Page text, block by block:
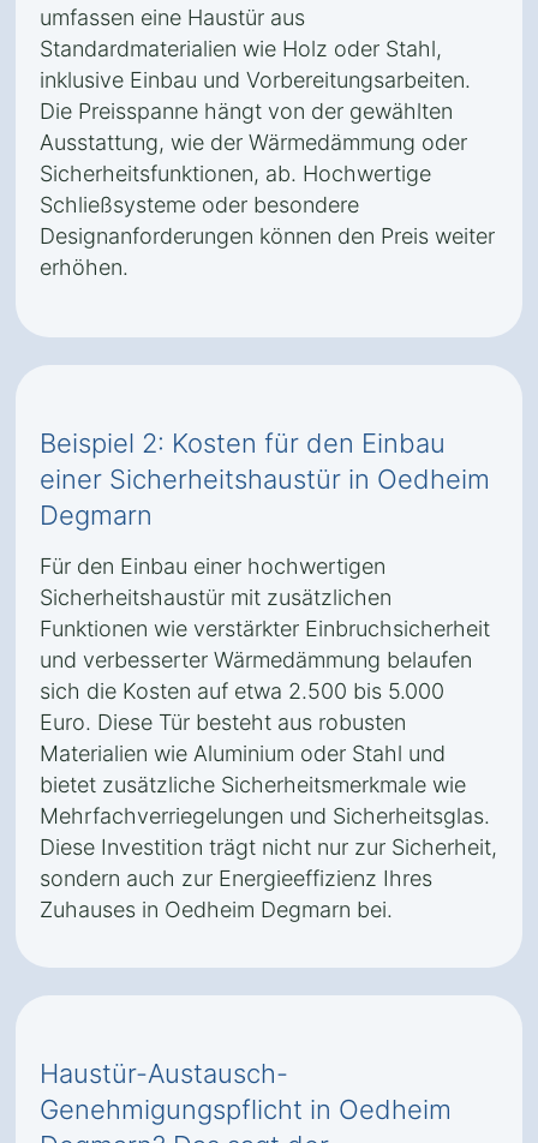
umfassen eine Haustür aus
Standardmaterialien wie Holz oder Stahl,
inklusive Einbau und Vorbereitungsarbeiten.
Die Preisspanne hängt von der gewählten
Ausstattung, wie der Wärmedämmung oder
Sicherheitsfunktionen, ab. Hochwertige
Schließsysteme oder besondere
Designanforderungen können den Preis weiter
erhöhen.
Beispiel 2: Kosten für den Einbau
einer Sicherheitshaustür in Oedheim
Degmarn
Für den Einbau einer hochwertigen
Sicherheitshaustür mit zusätzlichen
Funktionen wie verstärkter Einbruchsicherheit
und verbesserter Wärmedämmung belaufen
sich die Kosten auf etwa 2.500 bis 5.000
Euro. Diese Tür besteht aus robusten
Materialien wie Aluminium oder Stahl und
bietet zusätzliche Sicherheitsmerkmale wie
Mehrfachverriegelungen und Sicherheitsglas.
Diese Investition trägt nicht nur zur Sicherheit,
sondern auch zur Energieeffizienz Ihres
Zuhauses in Oedheim Degmarn bei.
Haustür-Austausch-
Genehmigungspflicht in Oedheim